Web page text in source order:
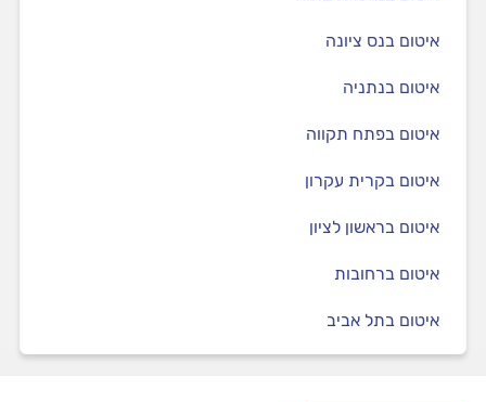
איטום בנס ציונה
איטום בנתניה
איטום בפתח תקווה
איטום בקרית עקרון
איטום בראשון לציון
איטום ברחובות
איטום בתל אביב